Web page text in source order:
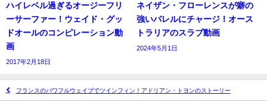
ハイレベル過ぎるオージーフリ
ーサーファー！ウェイド・グッ
ドオールのコンピレーション動
画
2017年2月18日
ネイザン・フローレンスが癖の
強いバレルにチャージ！オース
トラリアのスラブ動画
2024年5月1日
フランスのパワフルウェイブでツインフィン！アドリアン・トヨンのストーリー